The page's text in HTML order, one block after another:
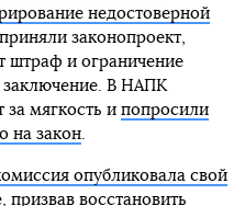
недостоверной
законопроект,
штраф и ограничение
В НАПК
за мягкость и попросили
на закон.
опубликовала свой
, призвав восстановить